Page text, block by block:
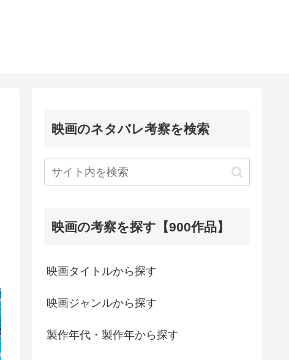
映画のネタバレ考察を検索
映画の考察を探す【900作品】
映画タイトルから探す
映画ジャンルから探す
製作年代・製作年から探す